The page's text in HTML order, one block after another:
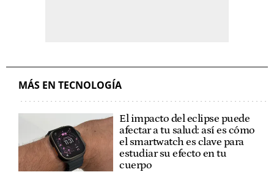
MÁS EN TECNOLOGÍA
El impacto del eclipse puede
afectar a tu salud: así es cómo
el smartwatch es clave para
estudiar su efecto en tu
cuerpo